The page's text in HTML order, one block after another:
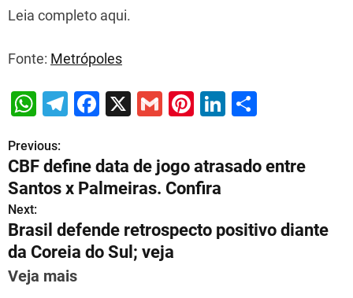
Leia completo aqui.
Fonte: Metrópoles
W
at
s
A
p
p
T
e
gr
a
m
F
c
e
b
o
o
X
G
l
Pi
er
e
st
Li
e
n
e
P
o
s
t
n
Previous:
CBF define data de jogo atrasado entre
Santos x Palmeiras. Confira
Next:
Brasil defende retrospecto positivo diante
da Coreia do Sul; veja
Veja mais